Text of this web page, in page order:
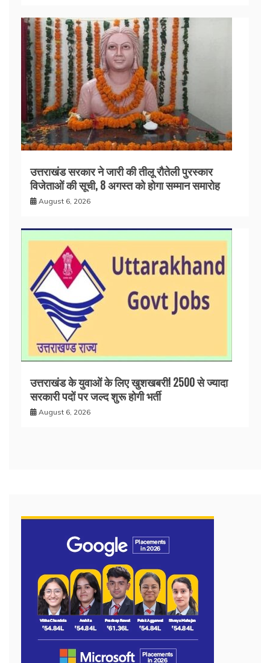
उत्तराखंड सरकार ने जारी की तीलू रौतेली पुरस्कार
विजेताओं की सूची, 8 अगस्त को होगा सम्मान समारोह
August 6, 2026
उत्तराखंड के युवाओं के लिए खुशखबरी! 2500 से ज्यादा
सरकारी पदों पर जल्द शुरू होगी भर्ती
August 6, 2026